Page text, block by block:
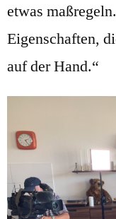
etwas
Eigenschaften,
auf der Hand.“